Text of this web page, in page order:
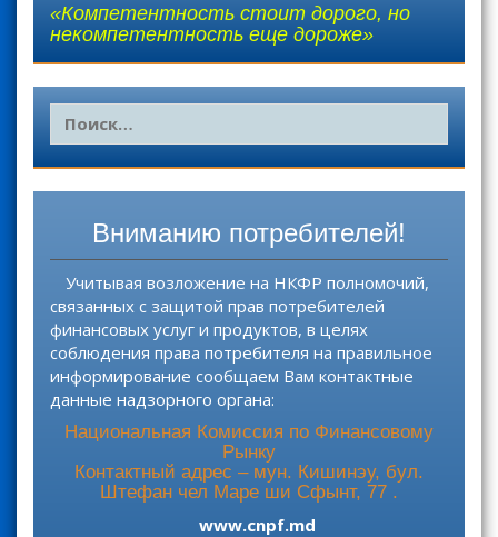
«Компетентность стоит дорого, но
некомпетентность еще дороже»
Вниманию потребителей!
Учитывая возложение на НКФР полномочий,
связанных с защитой прав потребителей
финансовых услуг и продуктов, в целях
соблюдения права потребителя на правильное
информирование сообщаем Вам контактные
данные надзорного органа:
Национальная Комиссия по Финансовому
Рынку
Контактный адрес – мун. Кишинэу, бул.
Штефан чел Маре ши Сфынт, 77 .
www.cnpf.md